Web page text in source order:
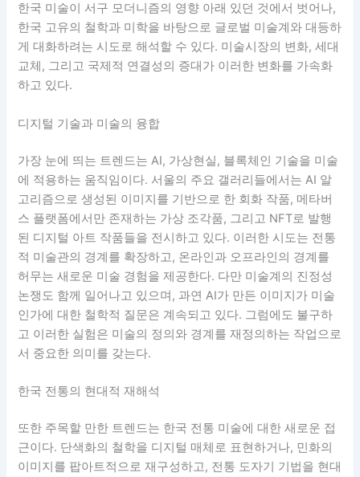
한국 미술이 서구 모더니즘의 영향 아래 있던 것에서 벗어나,
한국 고유의 철학과 미학을 바탕으로 글로벌 미술계와 대등하
게 대화하려는 시도로 해석할 수 있다. 미술시장의 변화, 세대
교체, 그리고 국제적 연결성의 증대가 이러한 변화를 가속화
하고 있다.
디지털 기술과 미술의 융합
가장 눈에 띄는 트렌드는 AI, 가상현실, 블록체인 기술을 미술
에 적용하는 움직임이다. 서울의 주요 갤러리들에서는 AI 알
고리즘으로 생성된 이미지를 기반으로 한 회화 작품, 메타버
스 플랫폼에서만 존재하는 가상 조각품, 그리고 NFT로 발행
된 디지털 아트 작품들을 전시하고 있다. 이러한 시도는 전통
적 미술관의 경계를 확장하고, 온라인과 오프라인의 경계를
허무는 새로운 미술 경험을 제공한다. 다만 미술계의 진정성
논쟁도 함께 일어나고 있으며, 과연 AI가 만든 이미지가 미술
인가에 대한 철학적 질문은 계속되고 있다. 그럼에도 불구하
고 이러한 실험은 미술의 정의와 경계를 재정의하는 작업으로
서 중요한 의미를 갖는다.
한국 전통의 현대적 재해석
또한 주목할 만한 트렌드는 한국 전통 미술에 대한 새로운 접
근이다. 단색화의 철학을 디지털 매체로 표현하거나, 민화의
이미지를 팝아트적으로 재구성하고, 전통 도자기 기법을 현대